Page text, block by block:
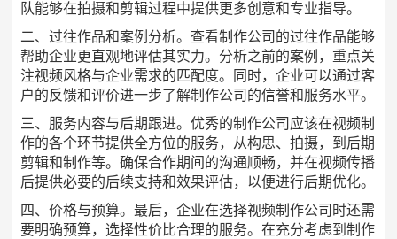
队能够在拍摄和剪辑过程中提供更多创意和专业指导。
二、过往作品和案例分析。查看制作公司的过往作品能够
帮助企业更直观地评估其实力。分析之前的案例，重点关
注视频风格与企业需求的匹配度。同时，企业可以通过客
户的反馈和评价进一步了解制作公司的信誉和服务水平。
三、服务内容与后期跟进。优秀的制作公司应该在视频制
作的各个环节提供全方位的服务，从构思、拍摄，到后期
剪辑和制作等。确保合作期间的沟通顺畅，并在视频传播
后提供必要的后续支持和效果评估，以便进行后期优化。
四、价格与预算。最后，企业在选择视频制作公司时还需
要明确预算，选择性价比合理的服务。在充分考虑到制作